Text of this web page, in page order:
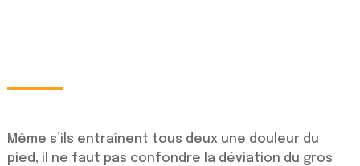
Même s’ils entraînent tous deux une douleur du
pied, il ne faut pas confondre la déviation du gros